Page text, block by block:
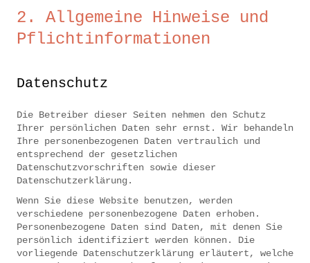
2. Allgemeine Hinweise und
Pflichtinformationen
Datenschutz
Die Betreiber dieser Seiten nehmen den Schutz
Ihrer persönlichen Daten sehr ernst. Wir behandeln
Ihre personenbezogenen Daten vertraulich und
entsprechend der gesetzlichen
Datenschutzvorschriften sowie dieser
Datenschutzerklärung.
Wenn Sie diese Website benutzen, werden
verschiedene personenbezogene Daten erhoben.
Personenbezogene Daten sind Daten, mit denen Sie
persönlich identifiziert werden können. Die
vorliegende Datenschutzerklärung erläutert, welche